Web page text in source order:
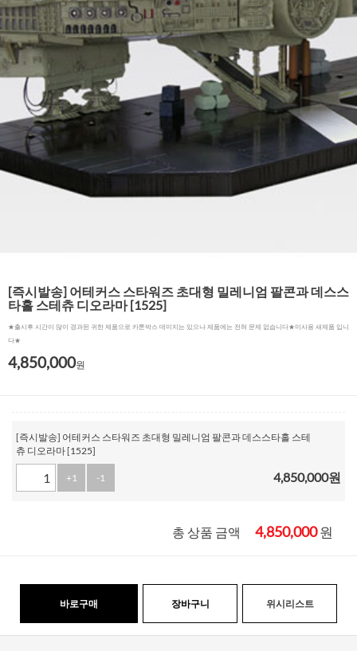
[즉시발송] 어테커스 스타워즈 초대형 밀레니엄 팔콘과 데스스
타홀 스테츄 디오라마 [1525]
★출시후 시간이 많이 경과된 귀한 제품으로 카톤박스 데미지는 있으나 제품에는 전혀 문제 없습니다★미사용 새제품 입니
다★
4,850,000원
[즉시발송] 어테커스 스타워즈 초대형 밀레니엄 팔콘과 데스스타홀 스테
츄 디오라마 [1525]
+1 -1 4,850,000원
총 상품 금액 4,850,000원
바로구매 장바구니 위시리스트